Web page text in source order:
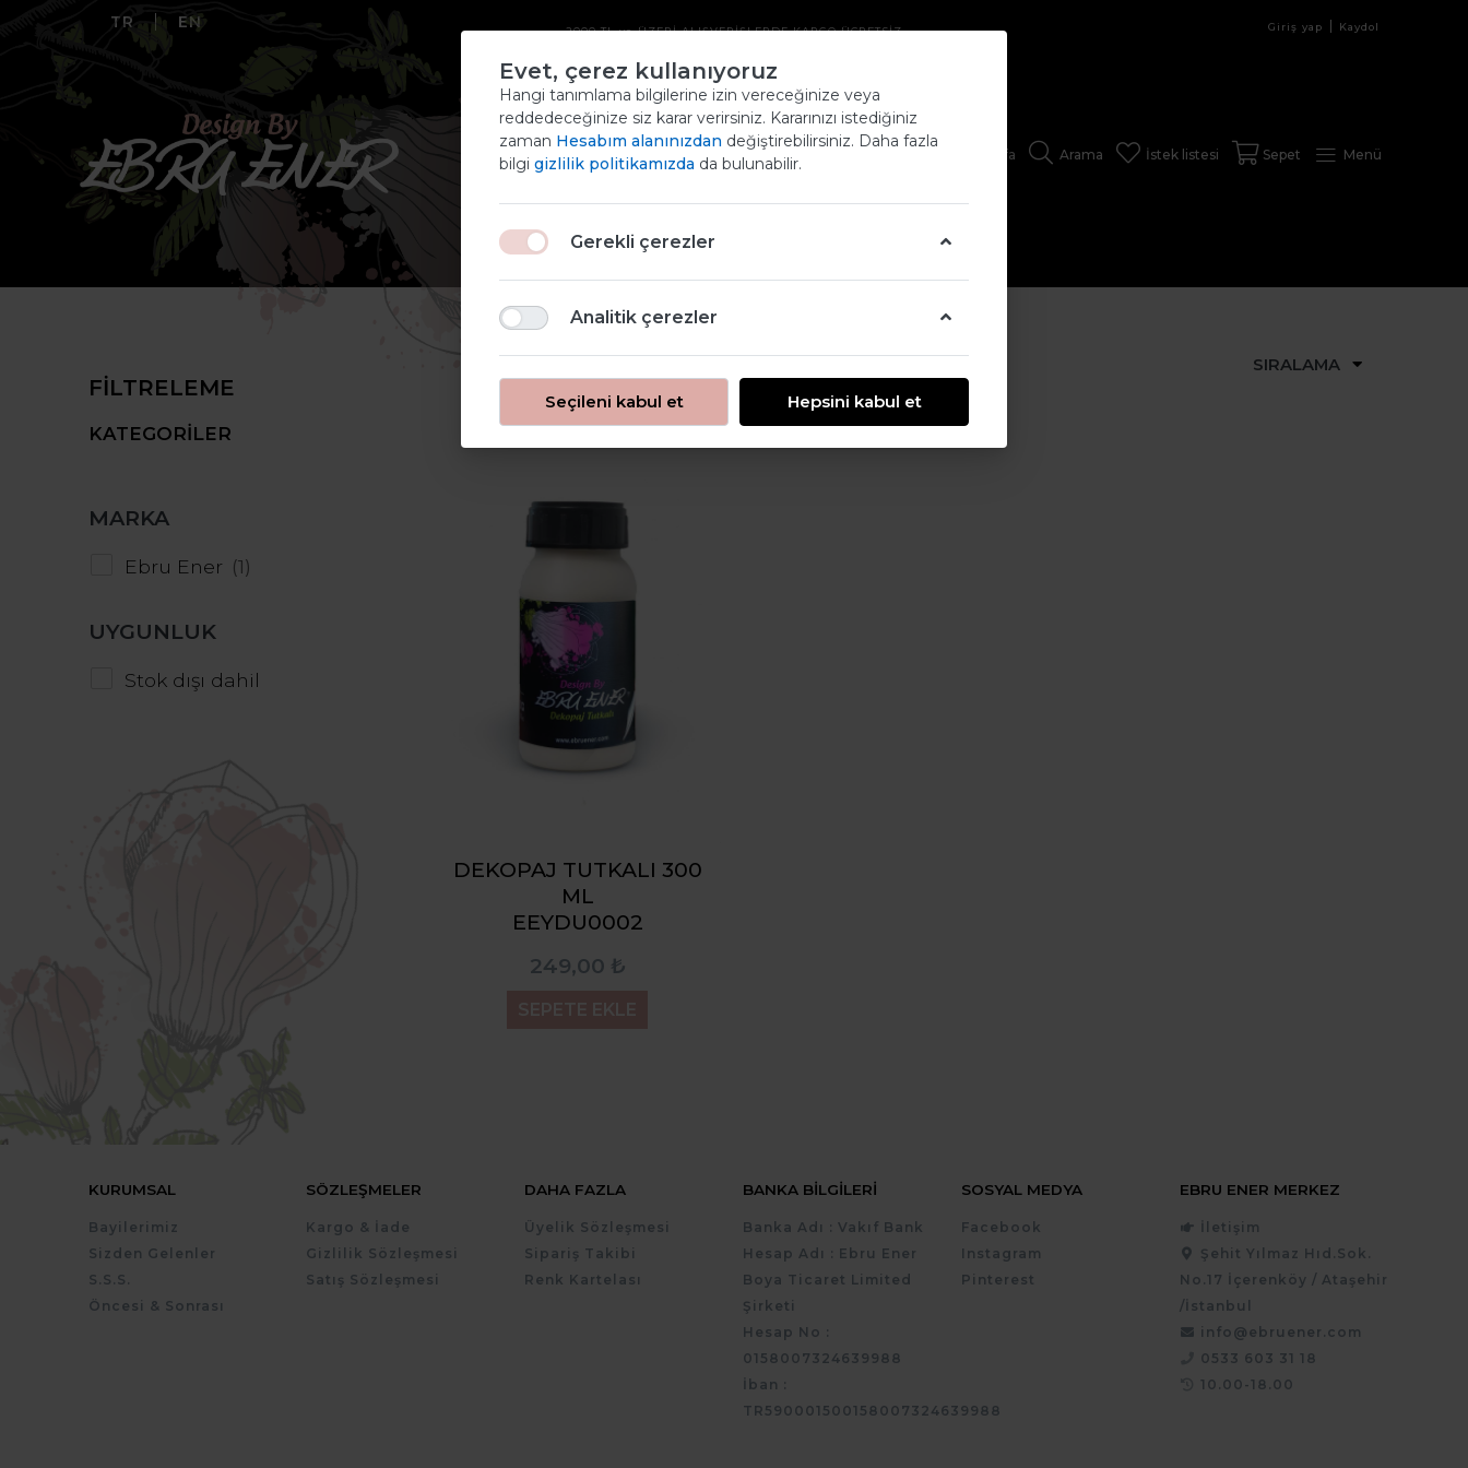
TR EN 2000 TL ve ÜZERİ ALIŞVERİŞLERDE KARGO ÜCRETSİZ Giriş yap Kaydol
DEKOPAJ TUTKALI
300 ML
Menü
Anasayfa Arama İstek listesi Sepet
FILTRELEME
KATEGORILER
MARKA
Ebru Ener
UYGUNLUK
Stok dışı dahil
SIRALAMA
DEKOPAJ TUTKALI 300
ML
EEYDU0002
249,00 ₺
KURUMSAL
Bayilerimiz
Sizden Gelenler
S.S.S.
Öncesi & Sonrası
SÖZLEŞMELER
Kargo & İade
Gizlilik Sözleşmesi
Satış Sözleşmesi
DAHA FAZLA
Üyelik Sözleşmesi
Sipariş Takibi
Renk Kartelası
BANKA BILGILERI
Banka Adı : Vakıf Bank
Hesap Adı : Ebru Ener
Boya Ticaret Limited
Şirketi
Hesap No :
0158007324639988
İban :
TR590001500158007324639988
SOSYAL MEDYA
Facebook
Instagram
Pinterest
EBRU ENER MERKEZ
İletişim
Şehit Yılmaz Hıd.Sok.
No.17 İçerenköy / Ataşehir
/İstanbul
info@ebruener.com
0533 603 31 18
10.00-18.00
Evet, çerez kullanıyoruz
Hangi tanımlama bilgilerine izin vereceğinize veya
reddedeceğinize siz karar verirsiniz. Kararınızı istediğiniz
zaman Hesabım alanınızdan değiştirebilirsiniz. Daha fazla
bilgi gizlilik politikamızda da bulunabilir.
Gerekli çerezler
Analitik çerezler
Seçileni kabul et Hepsini kabul et